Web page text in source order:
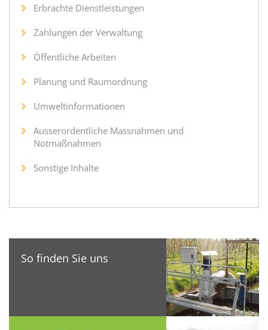
Erbrachte Dienstleistungen
Zahlungen der Verwaltung
Öffentliche Arbeiten
Planung und Raumordnung
Umweltinformationen
Ausserordentliche Massnahmen und
Notmaßnahmen
Sonstige Inhalte
So finden Sie uns